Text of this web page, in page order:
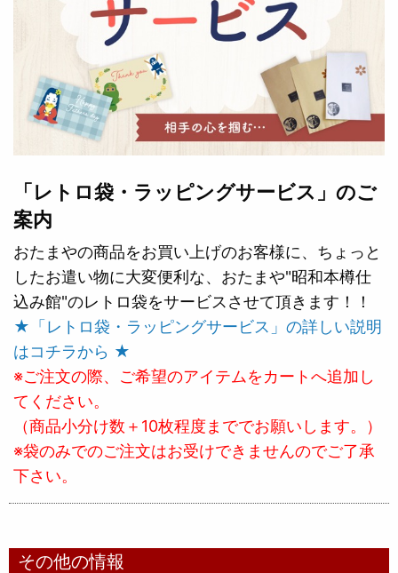
「レトロ袋・ラッピングサービス」のご
案内
おたまやの商品をお買い上げのお客様に、ちょっと
したお遣い物に大変便利な、おたまや"昭和本樽仕
込み館"のレトロ袋をサービスさせて頂きます！！
★「レトロ袋・ラッピングサービス」の詳しい説明
はコチラから ★
※ご注文の際、ご希望のアイテムをカートへ追加し
てください。
（商品小分け数＋10枚程度まででお願いします。）
※袋のみでのご注文はお受けできませんのでご了承
下さい。
その他の情報